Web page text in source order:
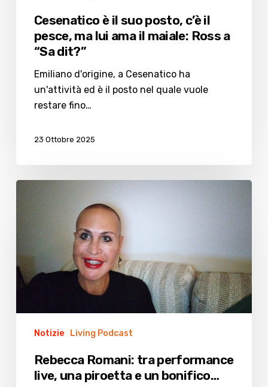
dit?”
Cesenatico è il suo posto, c’è il
pesce, ma lui ama il maiale: Ross a
“Sa dit?”
Emiliano d'origine, a Cesenatico ha
un'attività ed è il posto nel quale vuole
restare fino…
23 Ottobre 2025
tra
performance
una
piroetta
un
bonifico…
Notizie Living Podcast
Rebecca Romani: tra performance
live, una piroetta e un bonifico…